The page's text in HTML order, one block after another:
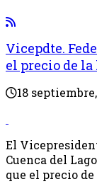
Vicepdte.
el precio de
18
El
Cuenca del
que el precio